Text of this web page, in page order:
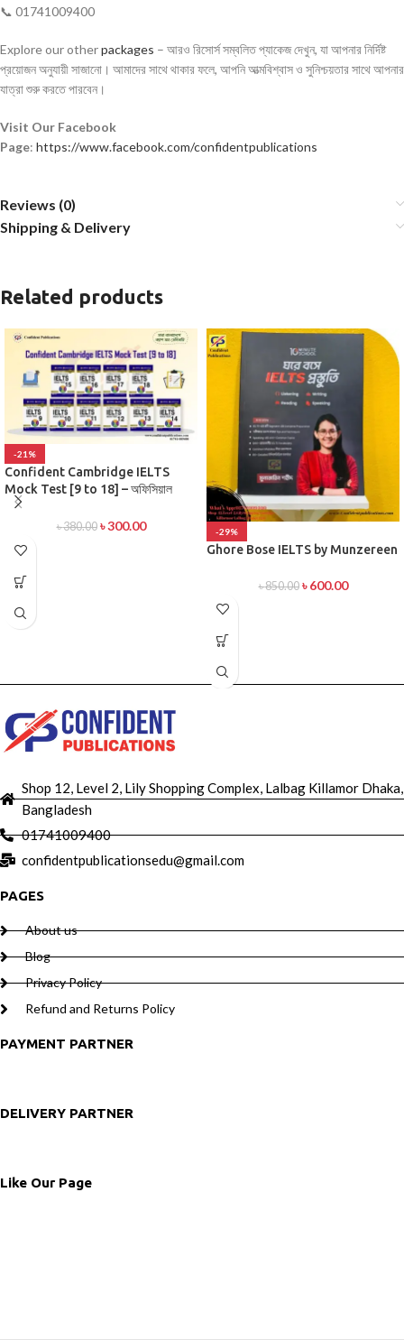
📞 01741009400
Explore our otherpackages – আরও রিসোর্স সম্বলিত প্যাকেজ দেখুন, যা আপনার নির্দিষ্ট
প্রয়োজন অনুযায়ী সাজানো। আমাদের সাথে থাকার ফলে, আপনি আত্মবিশ্বাস ও সুনিশ্চয়তার সাথে আপনার
যাত্রা শুরু করতে পারবেন।
Visit Our Facebook
Page: https://www.facebook.com/confidentpublications
Reviews (0)
Shipping & Delivery
Related products
-21%
Confident Cambridge IELTS
Mock Test [9 to 18] – অফিসিয়াল
প্র্যাকটিস টেস্ট সিরিজ
৳380.00 ৳300.00 -29%
Ghore Bose IELTS by Munzereen
৳850.00 ৳600.00
Shop 12, Level 2, Lily Shopping Complex, Lalbag Killamor Dhaka,
Bangladesh
01741009400
confidentpublicationsedu@gmail.com
PAGES
About us
Blog
Privacy Policy
Refund and Returns Policy
PAYMENT PARTNER
DELIVERY PARTNER
Like Our Page